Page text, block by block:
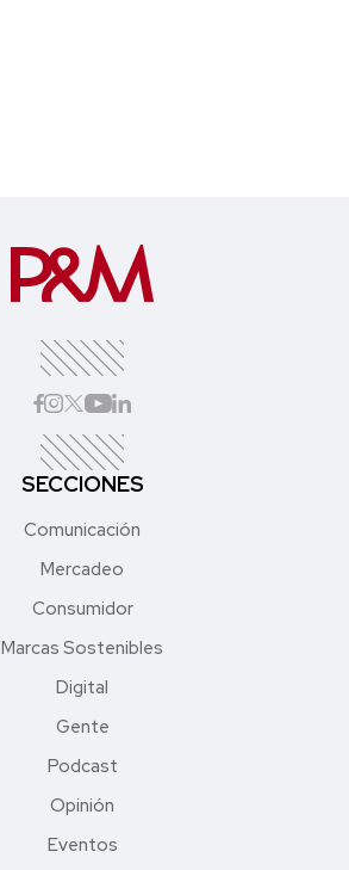
SECCIONES
Comunicación
Mercadeo
Consumidor
Marcas Sostenibles
Digital
Gente
Podcast
Opinión
Eventos